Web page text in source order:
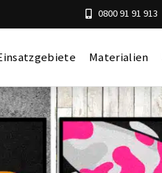
0800 91 91 913
Materialien